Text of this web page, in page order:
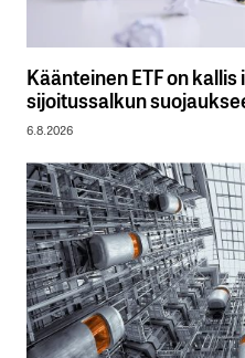
Käänteinen ETF on
sijoitussalkun
6.8.2026